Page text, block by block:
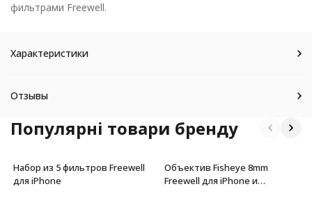
фильтрами Freewell.
Характеристики
Отзывы
Популярні товари бренду
Набор из 5 фильтров Freewell
для iPhone
Объектив Fisheye 8mm
Freewell для iPhone и